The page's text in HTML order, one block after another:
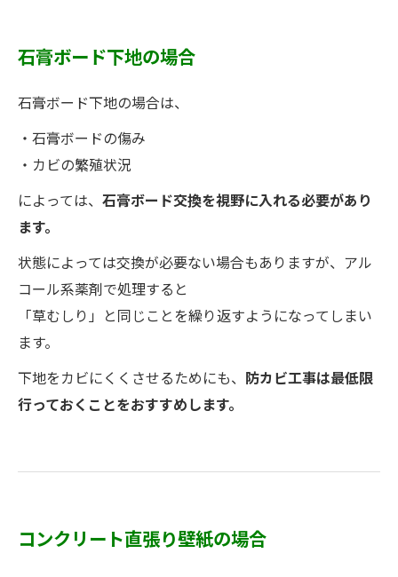
石膏ボード下地の場合
石膏ボード下地の場合は、
・石膏ボードの傷み
・カビの繁殖状況
によっては、 石膏ボード交換を視野に入れる必要があり
ます。
状態によっては交換が必要ない場合もありますが、アル
コール系薬剤で処理すると
「草むしり」と同じことを繰り返すようになってしまい
ます。
下地をカビにくくさせるためにも、 防カビ工事は最低限
行っておくことをおすすめします。
コンクリート直張り壁紙の場合